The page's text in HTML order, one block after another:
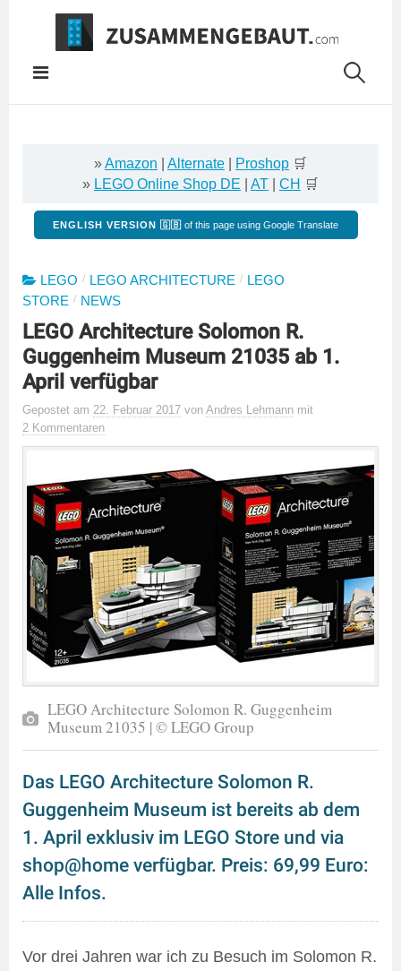
Springe
Inhalt
»Amazon Alternate Proshop 🛒
» LEGO Online Shop DE AT CH 🛒
ENGLISH VERSION 🇬🇧 of this page using Google Translate
LEGO / LEGO ARCHITECTURE / LEGO
STORE / NEWS
LEGO Architecture Solomon R.
Guggenheim Museum 21035 ab 1.
April verfügbar
Gepostet am 22. Februar 2017 von Andres Lehmann mit
2 Kommentaren
LEGO Architecture Solomon R. Guggenheim
Museum 21035 | © LEGO Group
Das LEGO Architecture Solomon R.
Guggenheim Museum ist bereits ab dem
1. April exklusiv im LEGO Store und via
shop@home verfügbar. Preis: 69,99 Euro:
Alle Infos.
Vor drei Jahren war ich zu Besuch im Solomon R.